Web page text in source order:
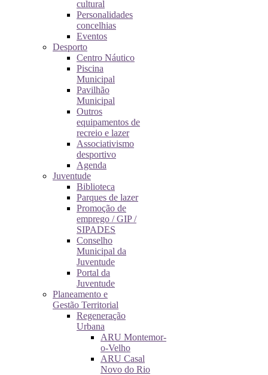
cultural
Personalidades
concelhias
Eventos
Desporto
Centro Náutico
Piscina
Municipal
Pavilhão
Municipal
Outros
equipamentos de
recreio e lazer
Associativismo
desportivo
Agenda
Juventude
Biblioteca
Parques de lazer
Promoção de
emprego / GIP /
SIPADES
Conselho
Municipal da
Juventude
Portal da
Juventude
Planeamento e
Gestão Territorial
Regeneração
Urbana
ARU Montemor-
o-Velho
ARU Casal
Novo do Rio